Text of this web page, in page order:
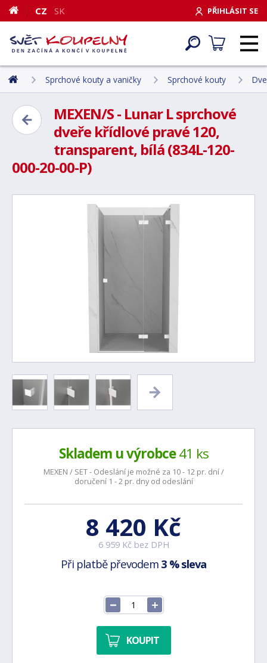
PŘIHLÁSIT SE
CZ SK
Sprchové kouty a vaničky Sprchové kouty
MEXEN/S - Lunar L sprchové
dveře křídlové pravé 120,
transparent, bílá (834L-120-
000-20-00-P)
Skladem u výrobce41 ks
MEXEN / SET - Odeslání je možné za 10 - 12 pr. dní /
doručení 1 - 2 pr. dny od odeslání
8 420 Kč
6 959 Kč bez DPH
Při platbě převodem 3 % sleva
KOUPIT